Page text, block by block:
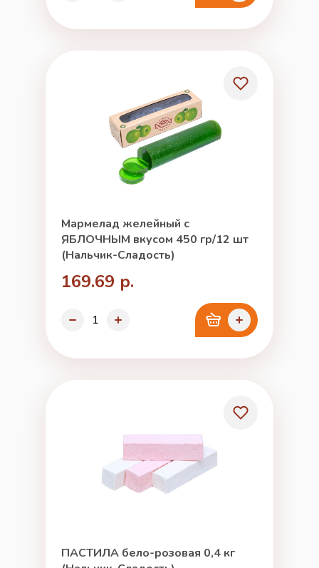
Мармелад желейный с
ЯБЛОЧНЫМ вкусом 450 гр/12 шт
(Нальчик-Сладость)
169.69 р.
ПАСТИЛА бело-розовая 0,4 кг